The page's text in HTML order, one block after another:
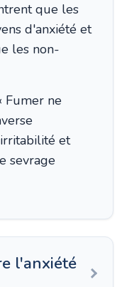
que les
d'anxiété et
les non-
Fumer ne
et
sevrage
l'anxiété